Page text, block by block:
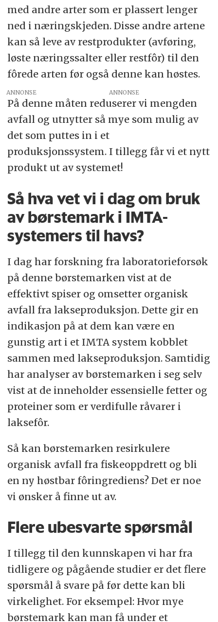
med andre arter som er plassert lenger
ned i næringskjeden. Disse andre artene
kan så leve av restprodukter (avføring,
løste næringssalter eller restfôr) til den
fôrede arten før også denne kan høstes.
ANNONSE
På denne måten reduserer vi mengden
avfall og utnytter så mye som mulig av
det som puttes in i et
produksjonssystem. I tillegg får vi et nytt
produkt ut av systemet!
Så hva vet vi i dag om bruk
av børstemark i IMTA-
systemers til havs?
I dag har forskning fra laboratorieforsøk
på denne børstemarken vist at de
effektivt spiser og omsetter organisk
avfall fra lakseproduksjon. Dette gir en
indikasjon på at dem kan være en
gunstig art i et IMTA system kobblet
sammen med lakseproduksjon. Samtidig
har analyser av børstemarken i seg selv
vist at de inneholder essensielle fetter og
proteiner som er verdifulle råvarer i
laksefôr.
Så kan børstemarken resirkulere
organisk avfall fra fiskeoppdrett og bli
en ny høstbar fôringrediens? Det er noe
vi ønsker å finne ut av.
Flere ubesvarte spørsmål
I tillegg til den kunnskapen vi har fra
tidligere og pågående studier er det flere
spørsmål å svare på før dette kan bli
virkelighet. For eksempel: Hvor mye
børstemark kan man få under et